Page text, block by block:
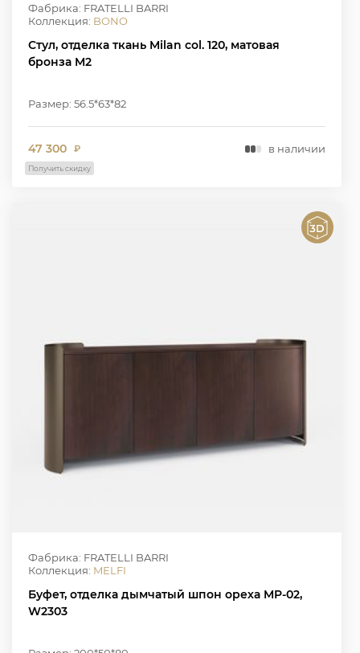
Фабрика: FRATELLI BARRI
Коллекция: BONO
Стул, отделка ткань Milan col. 120, матовая
бронза M2
Размер: 56.5*63*82
47 300 ₽ в наличии
Получить скидку
Фабрика: FRATELLI BARRI
Коллекция: MELFI
Буфет, отделка дымчатый шпон ореха MP-02,
W2303